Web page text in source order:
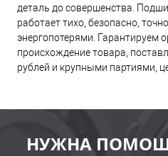
деталь до совершенства.
работает тихо, безопасно,
энергопотерями. Гарантируем
происхождение товара,
рублей и крупными партиями,
НУЖНА